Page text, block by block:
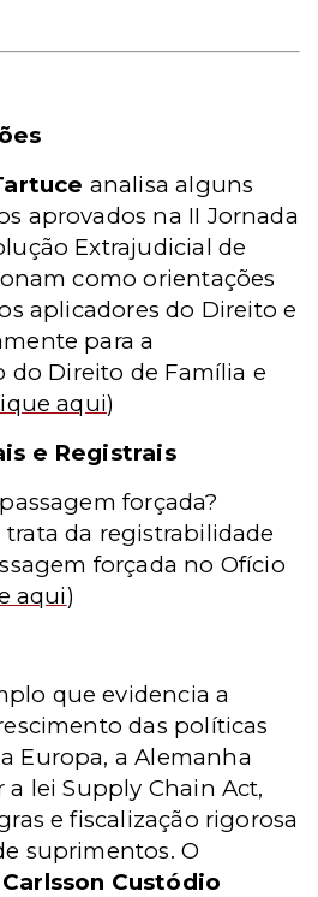
analisa alguns
aprovados na II Jornada
Extrajudicial de
como orientações
aplicadores do Direito e
para a
do Direito de Família e
aqui)
e Registrais
forçada?
trata da registrabilidade
forçada no Ofício
aqui)
que evidencia a
das políticas
Europa, a Alemanha
lei Supply Chain Act,
e fiscalização rigorosa
suprimentos. O
Custódio